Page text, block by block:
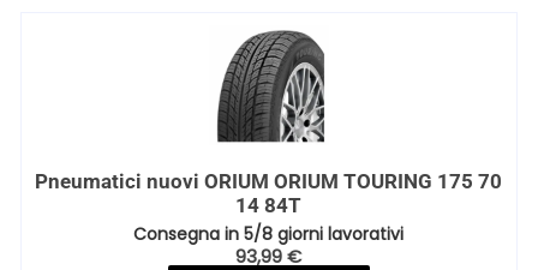
Pneumatici nuovi ORIUM ORIUM TOURING 175 70
14 84T
Consegna in 5/8 giorni lavorativi
93,99€